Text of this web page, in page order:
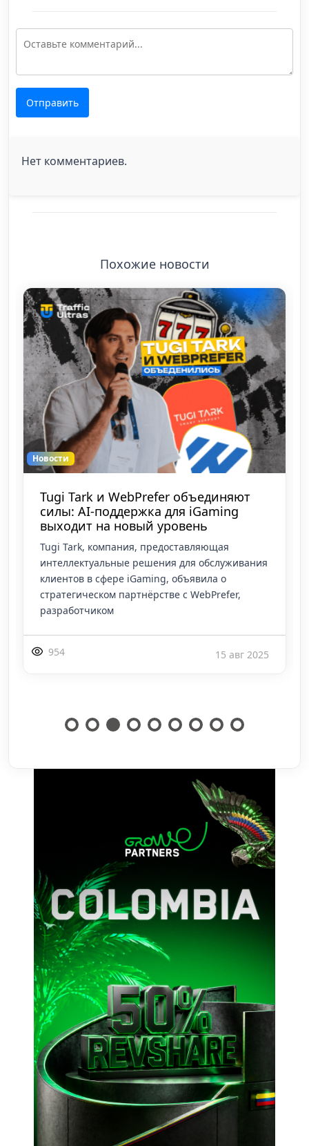
Отправить
Нет комментариев.
Похожие новости
Новости
Tugi Tark и WebPrefer объединяют
силы: AI-поддержка для iGaming
выходит на новый уровень
Tugi Tark, компания, предоставляющая
интеллектуальные решения для обслуживания
клиентов в сфере iGaming, объявила о
стратегическом партнёрстве с WebPrefer,
разработчиком
954 15 авг 2025